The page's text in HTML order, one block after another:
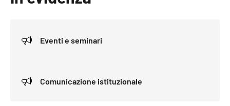
Eventi e seminari
Comunicazione istituzionale